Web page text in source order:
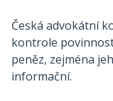
Česká advokátní
kontrole
peněz, zejména
informační.